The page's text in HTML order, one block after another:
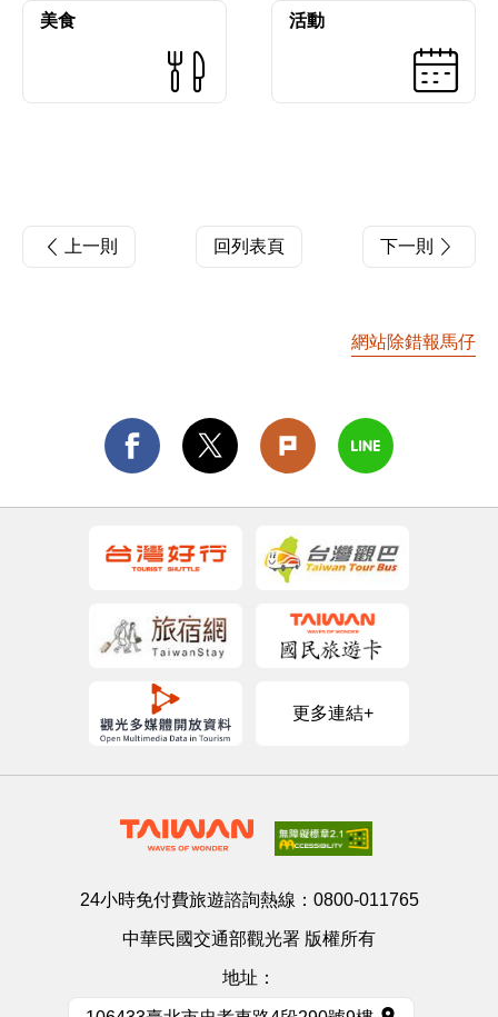
美食 活動
上一則 回列表頁 下一則
網站除錯報馬仔
更多連結+
24小時免付費旅遊諮詢熱線： 0800-011765
中華民國交通部觀光署 版權所有
地址：